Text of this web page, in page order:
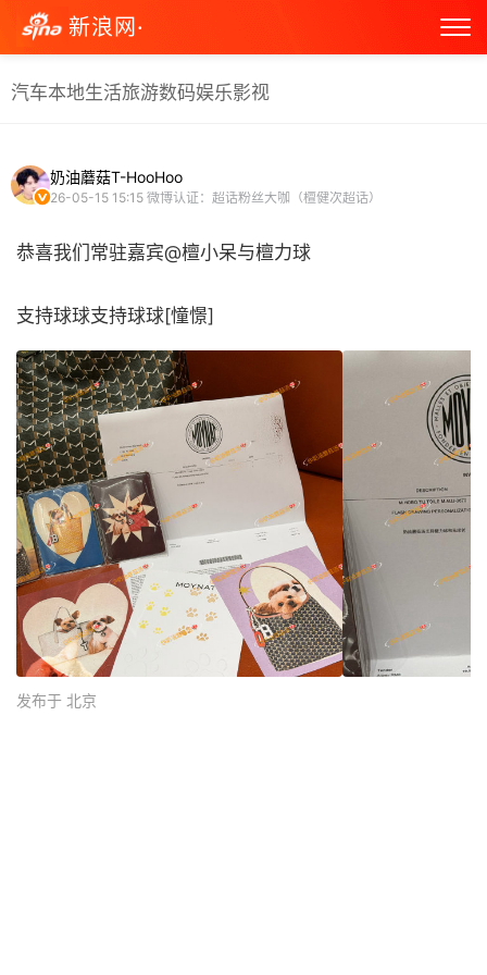
新浪网·
汽车本地生活旅游数码娱乐影视
奶油蘑菇T-HooHoo
26-05-15 15:15 微博认证：超话粉丝大咖（檀健次超话）
恭喜我们常驻嘉宾@檀小呆与檀力球
支持球球支持球球[憧憬] ​
发布于 北京